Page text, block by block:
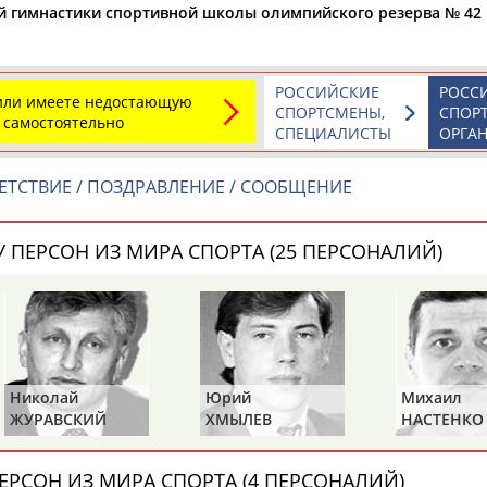
Каримжан
АБДРАХМАНОВ
Аделя
Андрей
АБДУВАЛИЕВ
Абдула
АБДУЛЖАЛИЛОВ
Магомед
АБДУЛКАГИРОВ
Назир
АБДУЛЛАЕВ
спортсмене, тренере, специалисте или
Герои спорта - это одни из главных патриотов
Рустам
АБДУРАШИДОВ
Магомед
АБДУСАЛАМОВ
Нурлан
АБДЫКАЛЫКОВ
гимнастики спортивной школы олимпийского резерва №
имеете недостающую
РОССИЙСКИЕ
СПОРТСМЕНЫ,
СПЕЦИАЛИСТЫ
/ ПОЗДРАВЛЕНИЕ / СООБЩЕНИЕ
ПЕРСОН ИЗ МИРА СПОРТА (25 ПЕРСОНАЛИЙ)
Николай
ЖУРАВСКИЙ
Юрий
ХМЫЛЕВ
Михаил
НАСТЕНКО
ИЗ МИРА СПОРТА (4 ПЕРСОНАЛИЙ)